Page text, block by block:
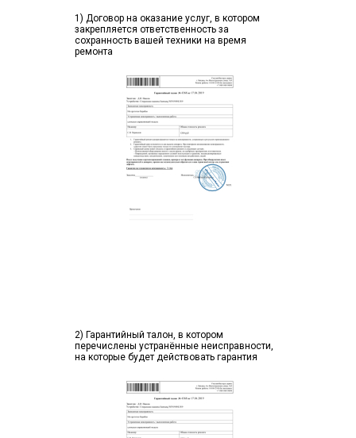
1) Договор на оказание услуг, в котором
закрепляется ответственность за
сохранность вашей техники на время
ремонта
2) Гарантийный талон, в котором
перечислены устранённые неисправности,
на которые будет действовать гарантия